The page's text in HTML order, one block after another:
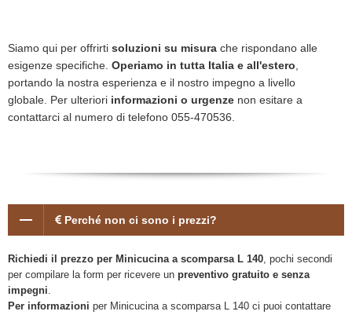
Siamo qui per offrirti soluzioni su misura che rispondano alle
esigenze specifiche. Operiamo in tutta Italia e all'estero,
portando la nostra esperienza e il nostro impegno a livello
globale. Per ulteriori informazioni o urgenze non esitare a
contattarci al numero di telefono 055-470536.
Perché non ci sono i prezzi?
Richiedi il prezzo per Minicucina a scomparsa L 140, pochi secondi
per compilare la form per ricevere un preventivo gratuito e senza
impegni.
Per informazioni per Minicucina a scomparsa L 140 ci puoi contattare